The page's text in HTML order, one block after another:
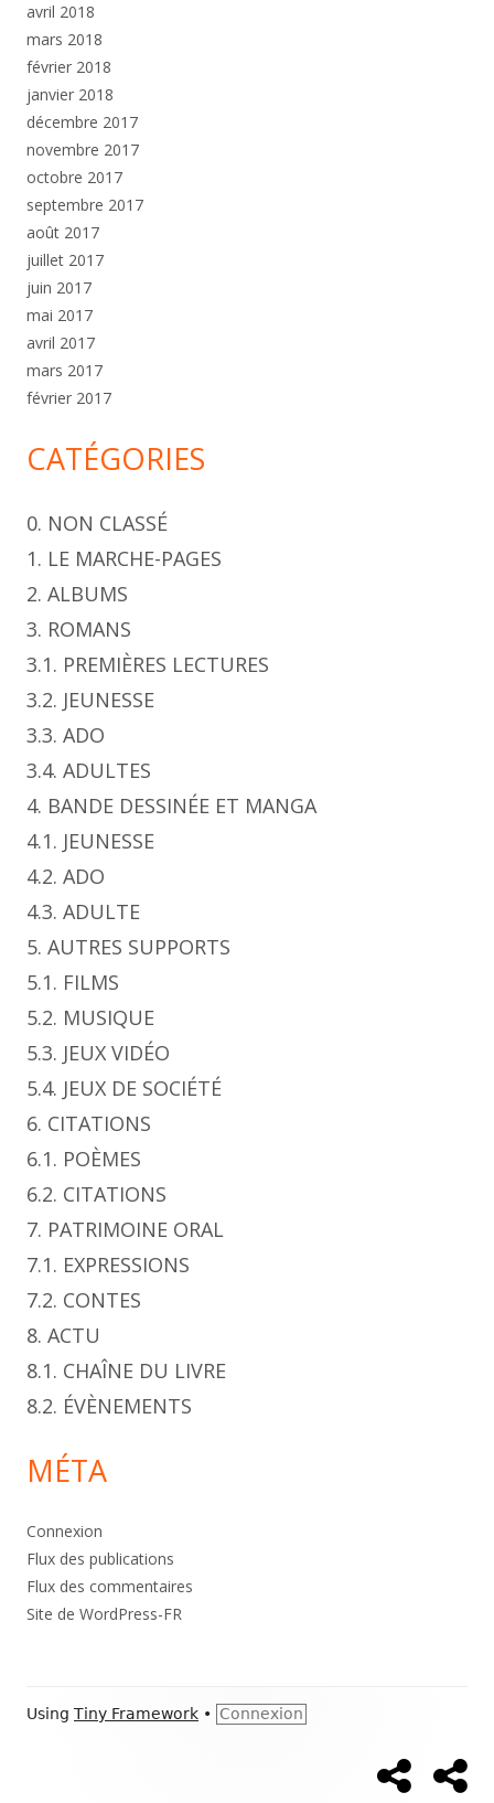
avril 2018
mars 2018
février 2018
janvier 2018
décembre 2017
novembre 2017
octobre 2017
septembre 2017
août 2017
juillet 2017
juin 2017
mai 2017
avril 2017
mars 2017
février 2017
CATÉGORIES
0. NON CLASSÉ
1. LE MARCHE-PAGES
2. ALBUMS
3. ROMANS
3.1. PREMIÈRES LECTURES
3.2. JEUNESSE
3.3. ADO
3.4. ADULTES
4. BANDE DESSINÉE ET MANGA
4.1. JEUNESSE
4.2. ADO
4.3. ADULTE
5. AUTRES SUPPORTS
5.1. FILMS
5.2. MUSIQUE
5.3. JEUX VIDÉO
5.4. JEUX DE SOCIÉTÉ
6. CITATIONS
6.1. POÈMES
6.2. CITATIONS
7. PATRIMOINE ORAL
7.1. EXPRESSIONS
7.2. CONTES
8. ACTU
8.1. CHAÎNE DU LIVRE
8.2. ÉVÈNEMENTS
MÉTA
Connexion
Flux des publications
Flux des commentaires
Site de WordPress-FR
Footer
Using Tiny Framework • Connexion
AccueilÀ